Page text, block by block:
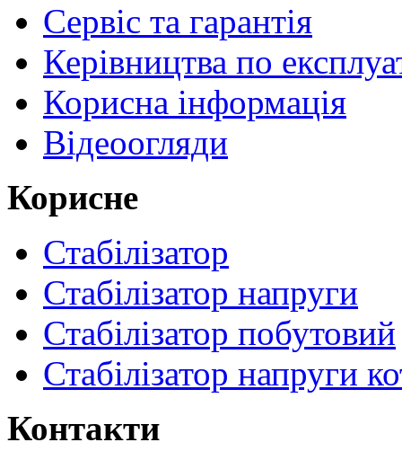
Сервіс та гарантія
Керівництва по
Корисна інформація
Відеоогляди
Корисне
Стабілізатор
Стабілізатор напруги
Стабілізатор побутовий
Стабілізатор напруги
Контакти